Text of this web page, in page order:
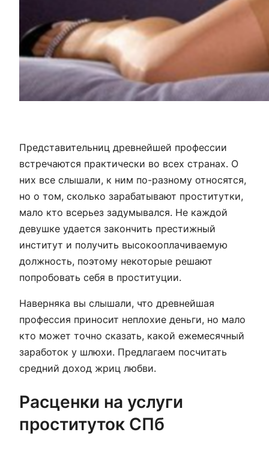
Представительниц древнейшей профессии
встречаются практически во всех странах. О
них все слышали, к ним по-разному относятся,
но о том, сколько зарабатывают проститутки,
мало кто всерьез задумывался. Не каждой
девушке удается закончить престижный
институт и получить высокооплачиваемую
должность, поэтому некоторые решают
попробовать себя в проституции.
Наверняка вы слышали, что древнейшая
профессия приносит неплохие деньги, но мало
кто может точно сказать, какой ежемесячный
заработок у шлюхи. Предлагаем посчитать
средний доход жриц любви.
Расценки на услуги
проституток СПб